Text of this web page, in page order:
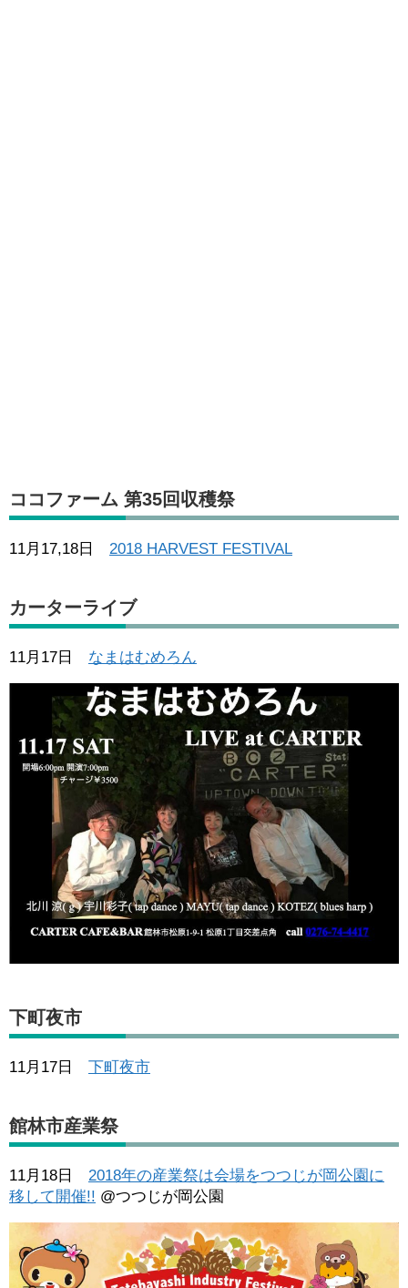
ココファーム 第35回収穫祭
11月17,18日 2018 HARVEST FESTIVAL
カーターライブ
11月17日 なまはむめろん
下町夜市
11月17日 下町夜市
館林市産業祭
11月18日 2018年の産業祭は会場をつつじが岡公園に
移して開催!! @つつじが岡公園